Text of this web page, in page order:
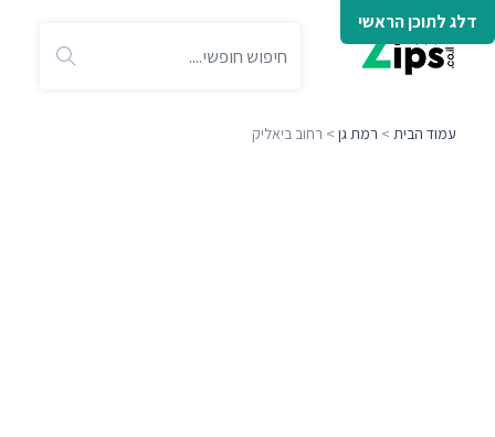
דלג לתוכן הראשי
עמוד הבית > רמת גן > רחוב ביאליק